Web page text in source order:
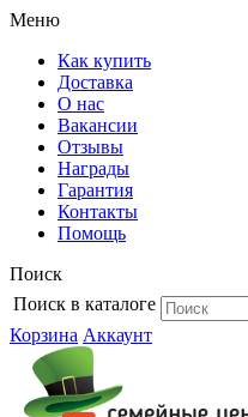
Меню
Как купить
Доставка
О нас
Вакансии
Отзывы
Награды
Гарантия
Контакты
Помощь
Поиск
Поиск в каталоге
Корзина Аккаунт